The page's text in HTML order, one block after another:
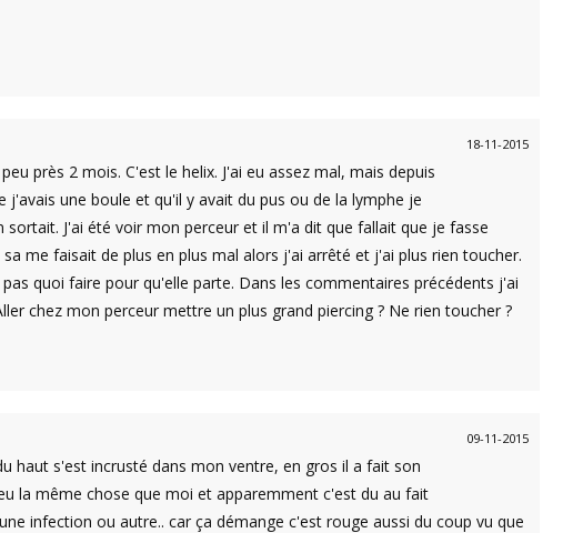
18-11-2015
près 2 mois. C'est le helix. J'ai eu assez mal, mais depuis
une boule et qu'il y avait du pus ou de la lymphe je
J'ai été voir mon perceur et il m'a dit que fallait que je fasse
me faisait de plus en plus mal alors j'ai arrêté et j'ai plus rien toucher.
quoi faire pour qu'elle parte. Dans les commentaires précédents j'ai
chez mon perceur mettre un plus grand piercing ? Ne rien toucher ?
09-11-2015
haut s'est incrusté dans mon ventre, en gros il a fait son
la même chose que moi et apparemment c'est du au fait
infection ou autre.. car ça démange c'est rouge aussi du coup vu que